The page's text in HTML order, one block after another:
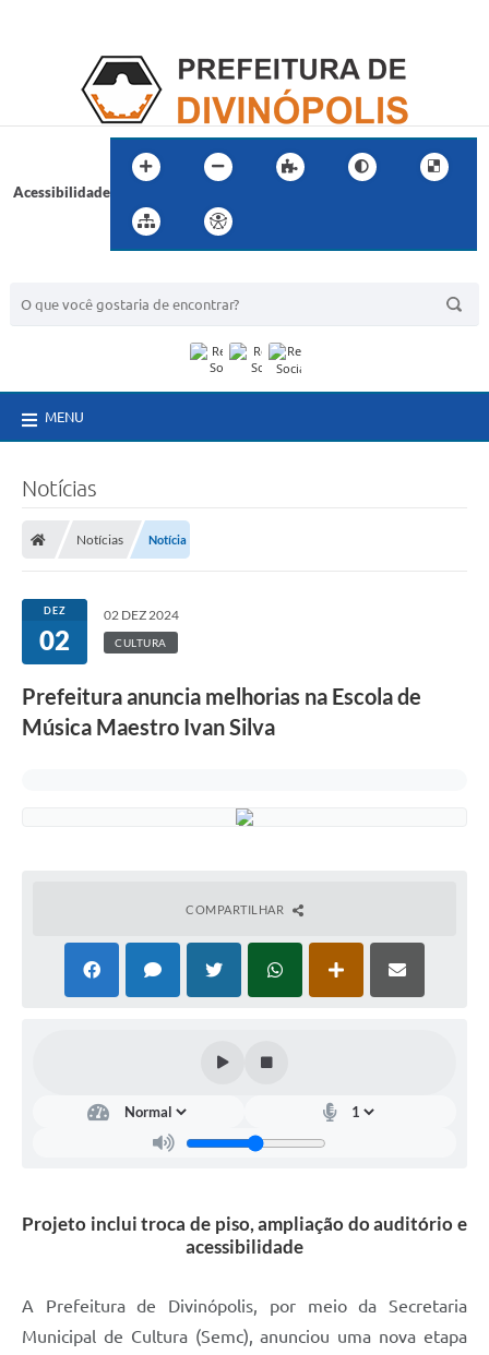
Acessibilidade
MENU
Notícias
Notícias Notícia
DEZ
02
02 DEZ 2024
CULTURA
Prefeitura anuncia melhorias na Escola de
Música Maestro Ivan Silva
COMPARTILHAR
Projeto inclui troca de piso, ampliação do auditório e
acessibilidade
A Prefeitura de Divinópolis, por meio da Secretaria
Municipal de Cultura (Semc), anunciou uma nova etapa